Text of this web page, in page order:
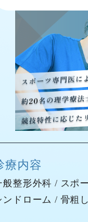
療内容
般整形外科 / スポ
ンドローム / 骨粗